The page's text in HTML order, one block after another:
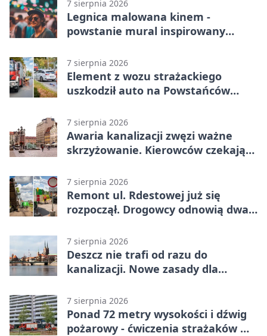
7 sierpnia 2026
Legnica malowana kinem -
powstanie mural inspirowany
7 sierpnia 2026
Element z wozu strażackiego
uszkodził auto na Powstańców
7 sierpnia 2026
Awaria kanalizacji zwęzi ważne
skrzyżowanie. Kierowców czekają
7 sierpnia 2026
Remont ul. Rdestowej już się
rozpoczął. Drogowcy odnowią dwa
7 sierpnia 2026
Deszcz nie trafi od razu do
kanalizacji. Nowe zasady dla
7 sierpnia 2026
Ponad 72 metry wysokości i dźwig
pożarowy - ćwiczenia strażaków we